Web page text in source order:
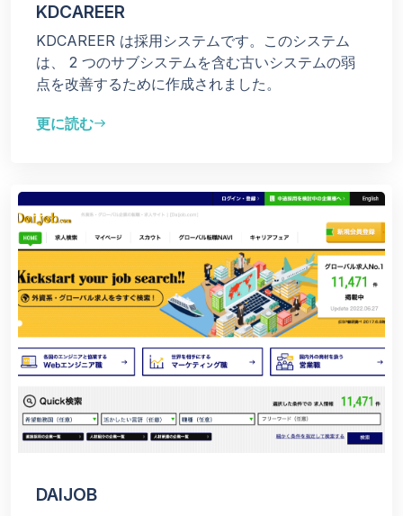
KDCAREER
KDCAREER は採用システムです。このシステム
は、 2 つのサブシステムを含む古いシステムの弱
点を改善するために作成されました。
更に読むeast
DAIJOB